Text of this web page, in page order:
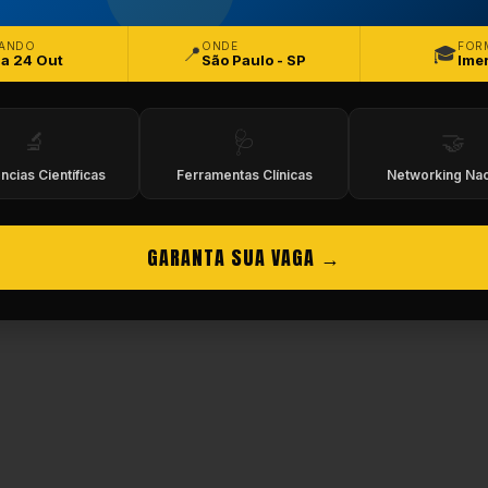
Reservados.
24 Out 📍 ONDE
São Paulo - SP 🎓
🔬
Científicas
🩺
Ferramentas Clínicas
🤝
Networking
GARANTA SUA VAGA →